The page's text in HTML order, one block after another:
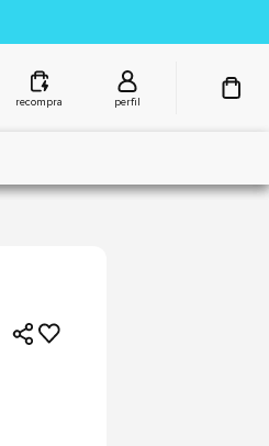
recompra perfil